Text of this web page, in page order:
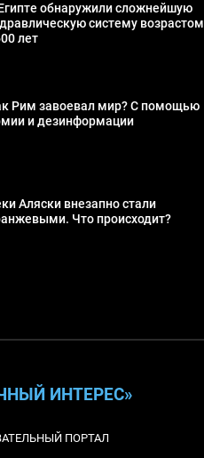
обнаружили сложнейшую
систему возрастом
лет
Рим завоевал мир? С помощью
и дезинформации
Аляски внезапно стали
Что происходит?
ИНТЕРЕС»
ПОРТАЛ